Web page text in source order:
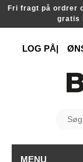
Fri fragt på
LOG PÅ
MENU